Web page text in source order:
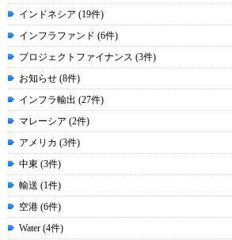
インドネシア (19件)
インフラファンド (6件)
プロジェクトファイナンス (3件)
お知らせ (8件)
インフラ輸出 (27件)
マレーシア (2件)
アメリカ (3件)
中東 (3件)
輸送 (1件)
空港 (6件)
Water (4件)